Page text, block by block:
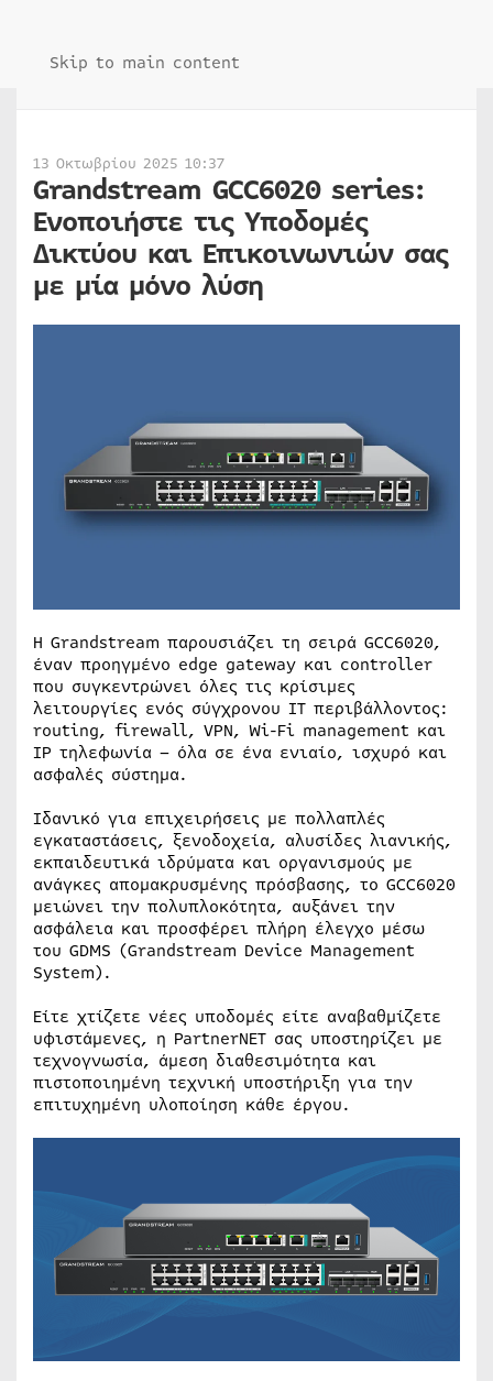
Skip to main content
13 Οκτωβρίου 2025 10:37
Grandstream GCC6020 series:
Ενοποιήστε τις Υποδομές
Δικτύου και Επικοινωνιών σας
με μία μόνο λύση
Η Grandstream παρουσιάζει τη σειρά GCC6020,
έναν προηγμένο edge gateway και controller
που συγκεντρώνει όλες τις κρίσιμες
λειτουργίες ενός σύγχρονου IT περιβάλλοντος:
routing, firewall, VPN, Wi-Fi management και
IP τηλεφωνία – όλα σε ένα ενιαίο, ισχυρό και
ασφαλές σύστημα.
Ιδανικό για επιχειρήσεις με πολλαπλές
εγκαταστάσεις, ξενοδοχεία, αλυσίδες λιανικής,
εκπαιδευτικά ιδρύματα και οργανισμούς με
ανάγκες απομακρυσμένης πρόσβασης, το GCC6020
μειώνει την πολυπλοκότητα, αυξάνει την
ασφάλεια και προσφέρει πλήρη έλεγχο μέσω
του GDMS (Grandstream Device Management
System).
Είτε χτίζετε νέες υποδομές είτε αναβαθμίζετε
υφιστάμενες, η PartnerNET σας υποστηρίζει με
τεχνογνωσία, άμεση διαθεσιμότητα και
πιστοποιημένη τεχνική υποστήριξη για την
επιτυχημένη υλοποίηση κάθε έργου.